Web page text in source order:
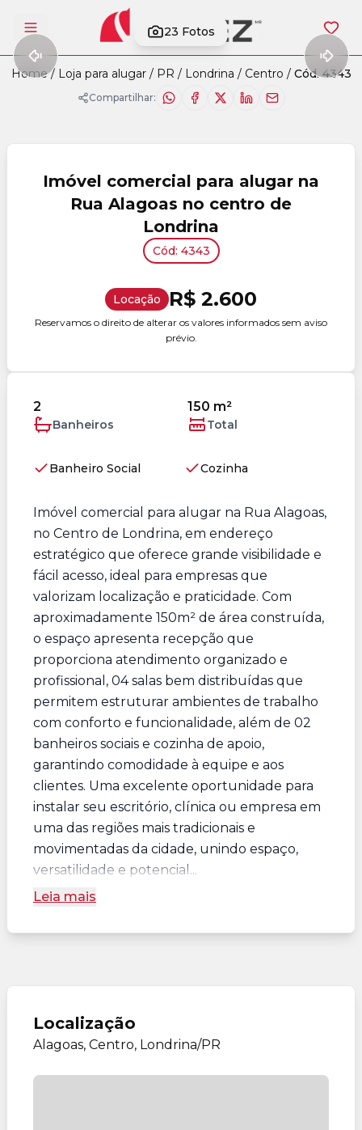
Abrir menu 23 Fotos
Home / Loja para alugar / PR / Londrina / Centro / Cód. 4343
Compartilhar:
Imóvel comercial para alugar na
Rua Alagoas no centro de
Londrina
Cód: 4343
Locação R$ 2.600
Reservamos o direito de alterar os valores informados sem aviso
prévio.
2
Banheiros
150 m²
Total
Banheiro Social Cozinha
Imóvel comercial para alugar na Rua Alagoas,
no Centro de Londrina, em endereço
estratégico que oferece grande visibilidade e
fácil acesso, ideal para empresas que
valorizam localização e praticidade. Com
aproximadamente 150m² de área construída,
o espaço apresenta recepção que
proporciona atendimento organizado e
profissional, 04 salas bem distribuídas que
permitem estruturar ambientes de trabalho
com conforto e funcionalidade, além de 02
banheiros sociais e cozinha de apoio,
garantindo comodidade à equipe e aos
clientes. Uma excelente oportunidade para
instalar seu escritório, clínica ou empresa em
uma das regiões mais tradicionais e
movimentadas da cidade, unindo espaço,
versatilidade e potencial...
Leia mais
Localização
Alagoas, Centro, Londrina/PR